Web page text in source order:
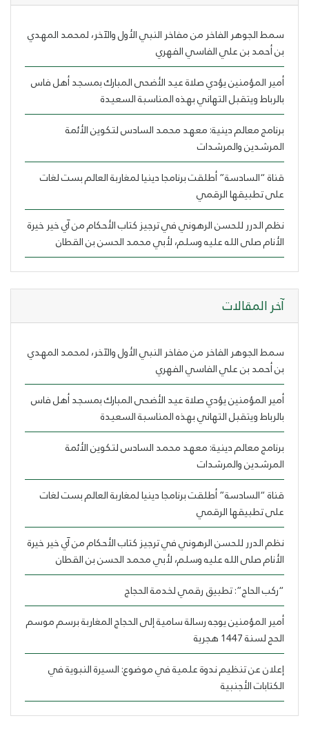
سمط الجوهر الفاخر من مفاخر النبي الأول والآخر، لمحمد المهدي
بن أحمد بن علي الفاسي الفهري
أمير المؤمنين يؤدي صلاة عيد الأضحى المبارك بمسجد أهل فاس
بالرباط ويتقبل التهاني بهذه المناسبة السعيدة
برنامج معالم دينية: معهد محمد السادس لتكوين الأئمة
المرشدين والمرشدات
قناة “السادسة” أطلقت برنامجا دينيا لمغاربة العالم بست لغات
على تطبيقها الرقمي
نظم الدرر للحسن الرهوني في ترجيز كتاب الأحكام من آي خير خيرة
الأنام صلى الله عليه وسلم، لأبي محمد الحسن بن القطان
ﺁﺧﺮ اﻟﻤﻘﺎﻻﺕ
سمط الجوهر الفاخر من مفاخر النبي الأول والآخر، لمحمد المهدي
بن أحمد بن علي الفاسي الفهري
أمير المؤمنين يؤدي صلاة عيد الأضحى المبارك بمسجد أهل فاس
بالرباط ويتقبل التهاني بهذه المناسبة السعيدة
برنامج معالم دينية: معهد محمد السادس لتكوين الأئمة
المرشدين والمرشدات
قناة “السادسة” أطلقت برنامجا دينيا لمغاربة العالم بست لغات
على تطبيقها الرقمي
نظم الدرر للحسن الرهوني في ترجيز كتاب الأحكام من آي خير خيرة
الأنام صلى الله عليه وسلم، لأبي محمد الحسن بن القطان
“ركب الحاج”: تطبيق رقمي لخدمة الحجاج
أمير المؤمنين يوجه رسالة سامية إلى الحجاج المغاربة برسم موسم
الحج لسنة 1447 هجرية
إعلان عن تنظيم ندوة علمية في موضوع: السيرة النبوية في
الكتابات الأجنبية